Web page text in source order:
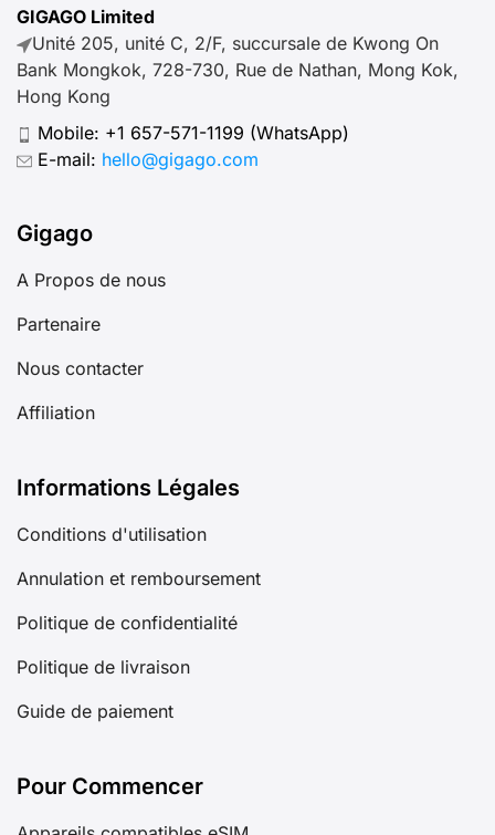
GIGAGO Limited
Unité 205, unité C, 2/F, succursale de Kwong On
Bank Mongkok, 728-730, Rue de Nathan, Mong Kok,
Hong Kong
Mobile: +1 657-571-1199 (WhatsApp)
E-mail: hello@gigago.com
Gigago
A Propos de nous
Partenaire
Nous contacter
Affiliation
Informations Légales
Conditions d'utilisation
Annulation et remboursement
Politique de confidentialité
Politique de livraison
Guide de paiement
Pour Commencer